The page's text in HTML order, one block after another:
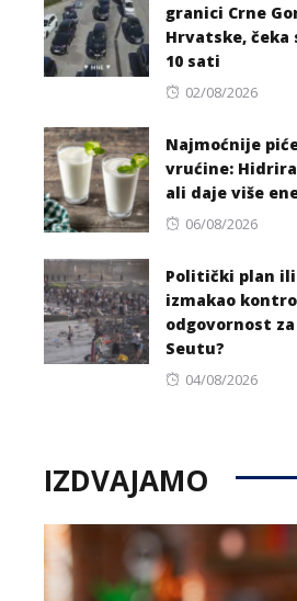
granici Crne
Hrvatske, čeka
10 sati
Posted
02/08/2026
Najmoćnije
vrućine:
ali daje više
Posted
06/08/2026
Politički plan
izmakao
odgovornost
Seutu?
Posted
04/08/2026
IZDVAJAMO